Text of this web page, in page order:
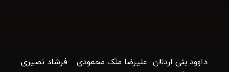
داوود بنی اردلان علیرضا ملک محمودی فرشاد نصیری